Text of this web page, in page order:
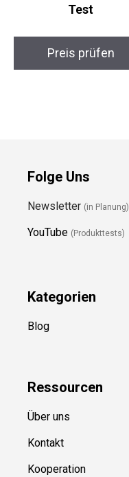
Test
Preis prüfen
Folge Uns
Newsletter (in Planung)
YouTube (Produkttests)
Kategorien
Blog
Ressourcen
Über uns
Kontakt
Kooperation